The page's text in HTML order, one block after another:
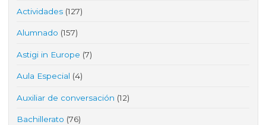
Actividades (127)
Alumnado (157)
Astigi in Europe (7)
Aula Especial (4)
Auxiliar de conversación (12)
Bachillerato (76)